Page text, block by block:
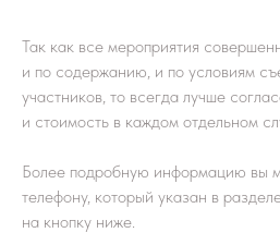
Так как все мероприятия
и по содержанию, и по условиям
участников, то всегда лучше
и стоимость в каждом отдельном
Более подробную информацию вы
телефону, который указан в
на кнопку ниже.